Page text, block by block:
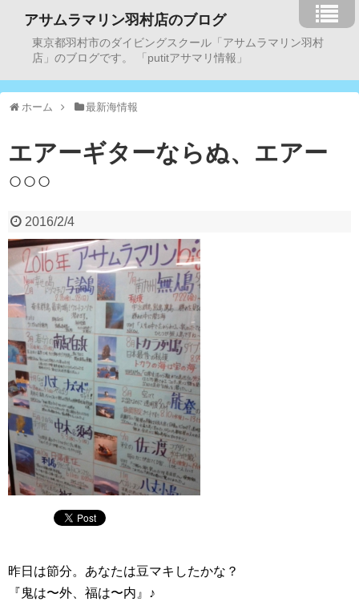
アサムラマリン羽村店のブログ
東京都羽村市のダイビングスクール「アサムラマリン羽村
店」のブログです。 「putitアサマリ情報」
ホーム 最新海情報
エアーギターならぬ、エアー
○○○
2016/2/4
昨日は節分。あなたは豆マキしたかな？
『鬼は〜外、福は〜内』♪